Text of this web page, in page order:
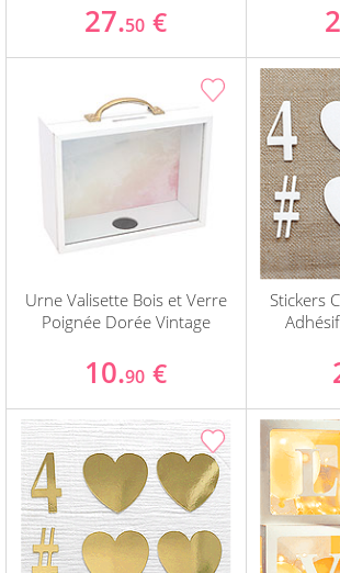
27.50 €
Urne Valisette Bois et Verre
Poignée Dorée Vintage
10.90 €
Stickers